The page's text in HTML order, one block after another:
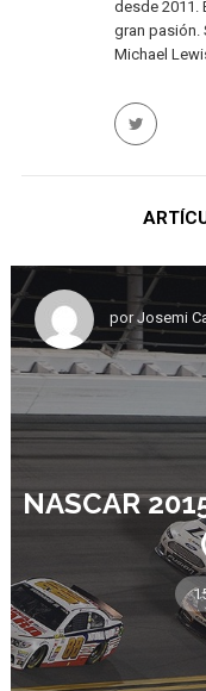
desde 2011.
gran pasión.
Michael
porJosemi
NASCAR